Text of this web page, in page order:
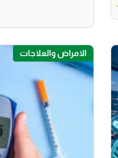
الامراض والعلاجات